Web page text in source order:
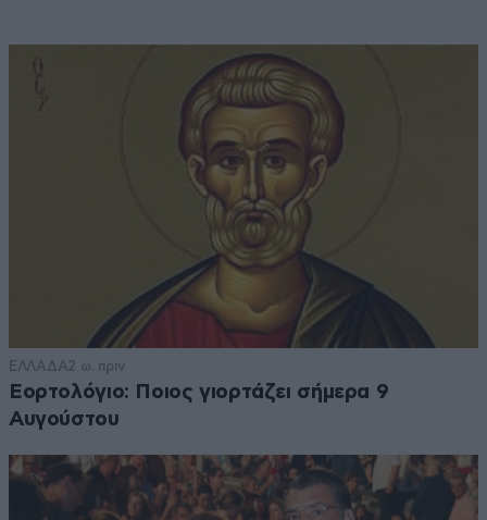
ΕΛΛΑΔΑ2 ω. πριν
Εορτολόγιο: Ποιος γιορτάζει σήμερα 9
Αυγούστου